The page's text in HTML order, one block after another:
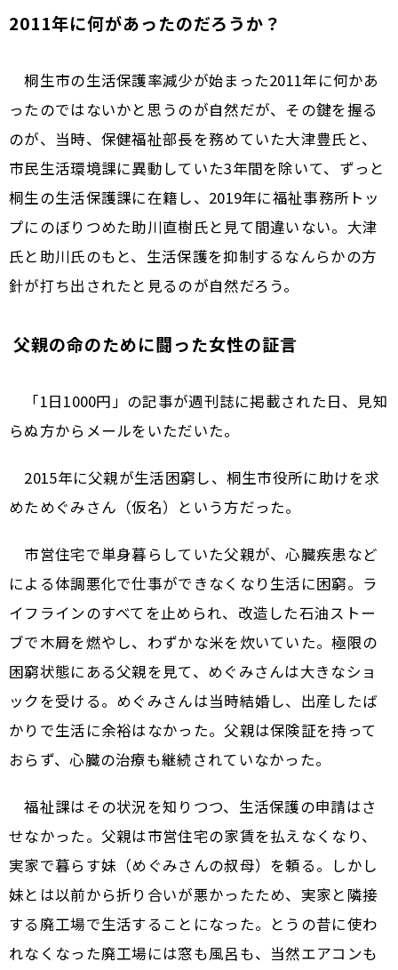
2011年に何があったのだろうか？
桐生市の生活保護率減少が始まった2011年に何かあ
ったのではないかと思うのが自然だが、その鍵を握る
のが、当時、保健福祉部長を務めていた大津豊氏と、
市民生活環境課に異動していた3年間を除いて、ずっと
桐生の生活保護課に在籍し、2019年に福祉事務所トッ
プにのぼりつめた助川直樹氏と見て間違いない。大津
氏と助川氏のもと、生活保護を抑制するなんらかの方
針が打ち出されたと見るのが自然だろう。
父親の命のために闘った女性の証言
「1日1000円」の記事が週刊誌に掲載された日、見知
らぬ方からメールをいただいた。
2015年に父親が生活困窮し、桐生市役所に助けを求
めためぐみさん（仮名）という方だった。
市営住宅で単身暮らしていた父親が、心臓疾患など
による体調悪化で仕事ができなくなり生活に困窮。ラ
イフラインのすべてを止められ、改造した石油ストー
ブで木屑を燃やし、わずかな米を炊いていた。極限の
困窮状態にある父親を見て、めぐみさんは大きなショ
ックを受ける。めぐみさんは当時結婚し、出産したば
かりで生活に余裕はなかった。父親は保険証を持って
おらず、心臓の治療も継続されていなかった。
福祉課はその状況を知りつつ、生活保護の申請はさ
せなかった。父親は市営住宅の家賃を払えなくなり、
実家で暮らす妹（めぐみさんの叔母）を頼る。しかし
妹とは以前から折り合いが悪かったため、実家と隣接
する廃工場で生活することになった。とうの昔に使わ
れなくなった廃工場には窓も風呂も、当然エアコンも